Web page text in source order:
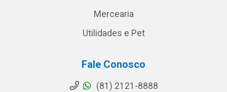
Mercearia
Utilidades e Pet
Fale Conosco
(81) 2121-8888